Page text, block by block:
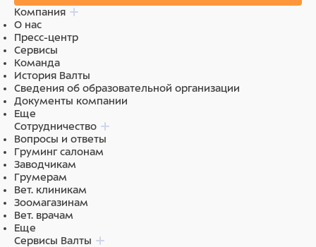
Технологические добавки:
желеобразующие компоненты.
Ингредиенты
Свежее мясо 80% (из которого мяса ягненка мин.
10%), минеральные вещества, витамины.
Компания
О нас
Пресс-центр
Сервисы
Команда
История Валты
Сведения об образовательной организации
Документы компании
Еще
Сотрудничество
Вопросы и ответы
Груминг салонам
Заводчикам
Грумерам
Вет. клиникам
Зоомагазинам
Вет. врачам
Еще
Сервисы Валты